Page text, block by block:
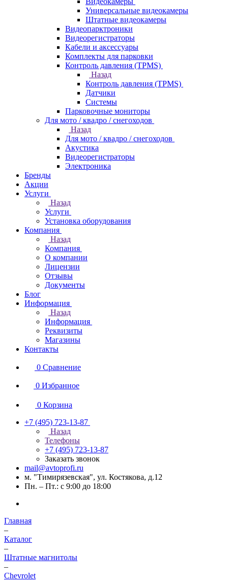
Универсальные видеокамеры
Штатные видеокамеры
Видеопарктроники
Видеорегистраторы
Кабели и аксессуары
Комплекты для парковки
Контроль давления (TPMS)
Назад
Контроль давления (TPMS)
Датчики
Системы
Парковочные мониторы
Для мото / квадро / снегоходов
Назад
Для мото / квадро / снегоходов
Акустика
Видеорегистраторы
Электроника
Бренды
Акции
Услуги
Назад
Услуги
Установка оборудования
Компания
Назад
Компания
О компании
Лицензии
Отзывы
Документы
Блог
Информация
Назад
Информация
Реквизиты
Магазины
Контакты
0 Сравнение
0 Избранное
0 Корзина
+7 (495) 723-13-87
Назад
Телефоны
+7 (495) 723-13-87
Заказать звонок
mail@avtoprofi.ru
м. "Тимирязевская", ул. Костякова, д.12
Пн. – Пт.: с 9:00 до 18:00
Главная
–
Каталог
–
Штатные магнитолы
–
Chevrolet